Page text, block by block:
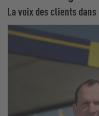
La voix des clients